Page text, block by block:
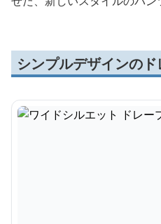
シンプルデザインの